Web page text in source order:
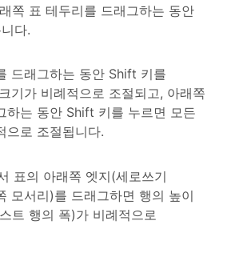
쪽 표 테두리를 드래그하는 동안
다.
드래그하는 동안 Shift 키를
기가 비례적으로 조절되고, 아래쪽
하는 동안 Shift 키를 누르면 모든
으로 조절됩니다.
표의 아래쪽 엣지(세로쓰기
모서리)를 드래그하면 행의 높이
트 행의 폭)가 비례적으로